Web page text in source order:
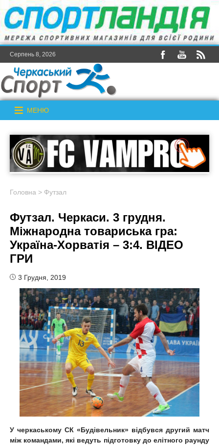
Серпень 8, 2026
МЕНЮ
Головна > Футзал
Футзал. Черкаси. 3 грудня.
Міжнародна товариська гра:
Україна-Хорватія – 3:4. ВІДЕО
ГРИ
3 Грудня, 2019
У черкаському СК «Будівельник» відбувся другий матч
між командами, які ведуть підготовку до елітного раунду